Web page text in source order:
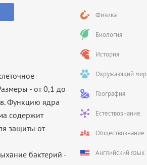
- от 0,1 до
Функцию ядра
содержит
защиты от
бактерий -
Физика
Биология
История
Окружающий мир
География
Естествознание
Обществознание
Английский язык